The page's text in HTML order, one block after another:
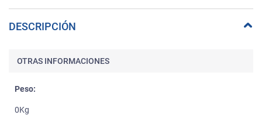
DESCRIPCIÓN
OTRAS INFORMACIONES
Peso:
0Kg